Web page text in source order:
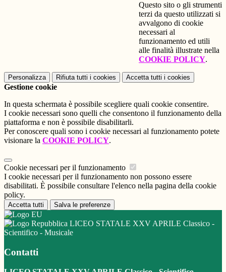
Questo sito o gli strumenti
terzi da questo utilizzati si
avvalgono di cookie
necessari al
funzionamento ed utili
alle finalità illustrate nella
COOKIE POLICY.
Personalizza Rifiuta tutti i cookies Accetta tutti i cookies
Gestione cookie
In questa schermata è possibile scegliere quali cookie consentire.
I cookie necessari sono quelli che consentono il funzionamento della
piattaforma e non è possibile disabilitarli.
Per conoscere quali sono i cookie necessari al funzionamento potete
visionare la COOKIE POLICY.
Cookie necessari per il funzionamento
I cookie necessari per il funzionamento non possono essere
disabilitati. È possibile consultare l'elenco nella pagina della cookie
policy.
Accetta tutti Salva le preferenze
LICEO STATALE XXV APRILE Classico -
Scientifico - Musicale
Contatti